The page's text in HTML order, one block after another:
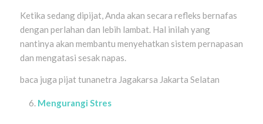
Ketika sedang dipijat, Anda akan secara refleks bernafas
dengan perlahan dan lebih lambat. Hal inilah yang
nantinya akan membantu menyehatkan sistem pernapasan
dan mengatasi sesak napas.
baca juga pijat tunanetra Jagakarsa Jakarta Selatan
Mengurangi Stres